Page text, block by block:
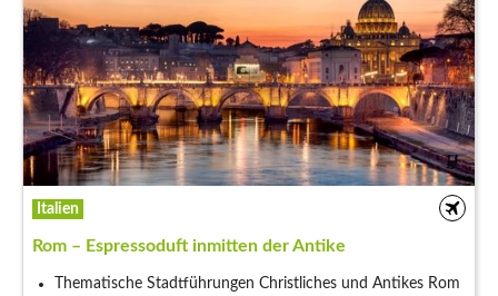
Italien
Rom – Espressoduft inmitten der Antike
Thematische Stadtführungen Christliches und Antikes Rom